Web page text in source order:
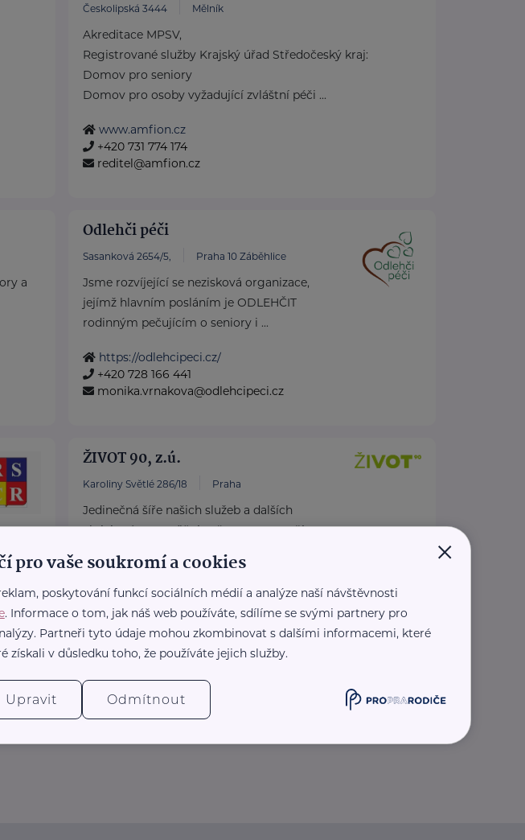
Českolipská 3444 Mělník
Akreditace MPSV,
Registrované služby Krajský úřad Středočeský kraj:
Domov pro seniory
Domov pro osoby vyžadující zvláštní péči ...
www.amfion.cz
+420 731 774 174
reditel@amfion.cz
a
Odlehči péči
Sasanková 2654/5, Praha 10 Záběhlice
Jsme rozvíjející se nezisková organizace,
jejímž hlavním posláním je ODLEHČIT
rodinným pečujícím o seniory i ...
https://odlehcipeci.cz/
+420 728 166 441
monika.vrnakova@odlehcipeci.cz
ŽIVOT 90, z.ú.
Karoliny Světlé 286/18 Praha
Jedinečná šíře našich služeb a dalších
aktivit nám umožňuje věnovat se starším
a starým lidem ...
http://www.zivot90.cz
+420 222 333 555
info@zivot90.cz
×
pro vaše soukromí a cookies
poskytování funkcí sociálních médií a analýze naší návštěvnosti
. Informace o tom, jak náš web používáte, sdílíme se svými partnery pro
Partneři tyto údaje mohou zkombinovat s dalšími informacemi, které
získali v důsledku toho, že používáte jejich služby.
Upravit Odmítnout